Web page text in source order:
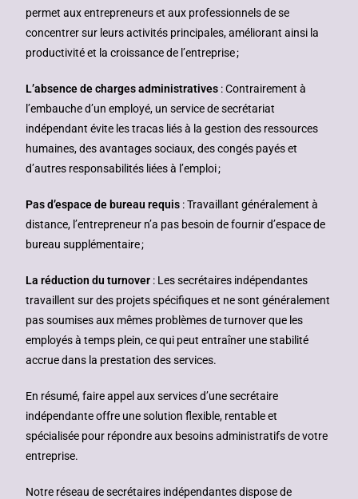
permet aux entrepreneurs et aux professionnels de se
concentrer sur leurs activités principales, améliorant ainsi la
productivité et la croissance de l’entreprise ;
L’absence de charges administratives : Contrairement à
l’embauche d’un employé, un service de secrétariat
indépendant évite les tracas liés à la gestion des ressources
humaines, des avantages sociaux, des congés payés et
d’autres responsabilités liées à l’emploi ;
Pas d’espace de bureau requis : Travaillant généralement à
distance, l’entrepreneur n’a pas besoin de fournir d’espace de
bureau supplémentaire ;
La réduction du turnover : Les secrétaires indépendantes
travaillent sur des projets spécifiques et ne sont généralement
pas soumises aux mêmes problèmes de turnover que les
employés à temps plein, ce qui peut entraîner une stabilité
accrue dans la prestation des services.
En résumé, faire appel aux services d’une secrétaire
indépendante offre une solution flexible, rentable et
spécialisée pour répondre aux besoins administratifs de votre
entreprise.
Notre réseau de secrétaires indépendantes dispose de